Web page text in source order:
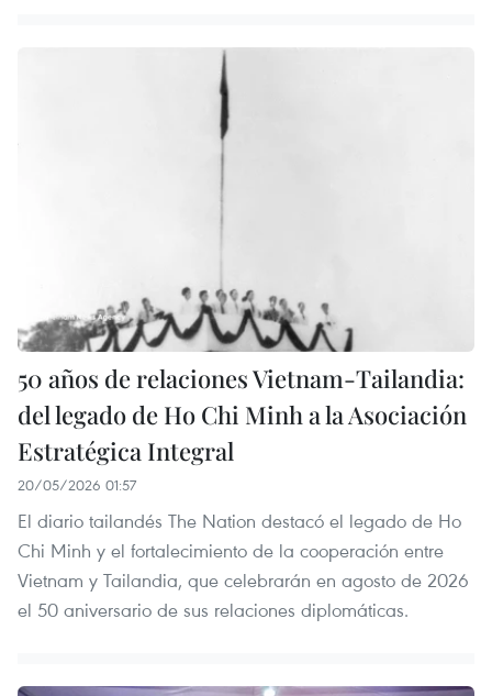
50 años de relaciones Vietnam-Tailandia:
del legado de Ho Chi Minh a la Asociación
Estratégica Integral
20/05/2026 01:57
El diario tailandés The Nation destacó el legado de Ho
Chi Minh y el fortalecimiento de la cooperación entre
Vietnam y Tailandia, que celebrarán en agosto de 2026
el 50 aniversario de sus relaciones diplomáticas.